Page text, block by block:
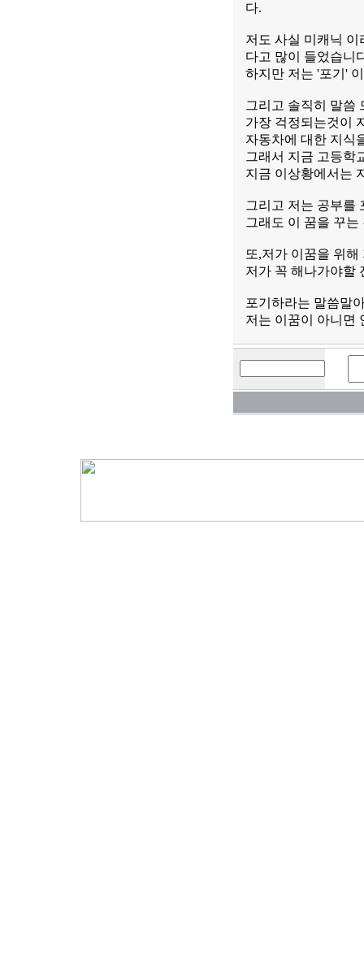
다.
저도 사실 미캐닉
다고 많이 들었습니
하지만 저는 '포기'
그리고 솔직히 말씀
가장 걱정되는것이
자동차에 대한 지식
그래서 지금 고등학
지금 이상황에서는
그리고 저는 공부를
그래도 이 꿈을 꾸
또,저가 이꿈을 위
저가 꼭 해나가야할
포기하라는 말씀말
저는 이꿈이 아니면